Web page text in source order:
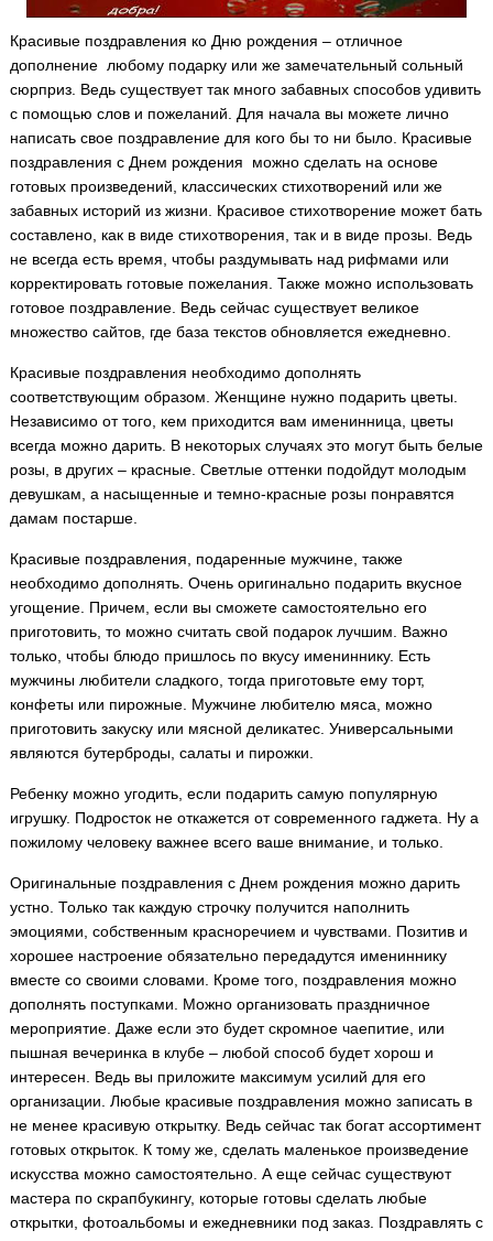
Красивые поздравления ко Дню рождения – отличное
дополнение любому подарку или же замечательный сольный
сюрприз. Ведь существует так много забавных способов удивить
с помощью слов и пожеланий. Для начала вы можете лично
написать свое поздравление для кого бы то ни было. Красивые
поздравления с Днем рождения можно сделать на основе
готовых произведений, классических стихотворений или же
забавных историй из жизни. Красивое стихотворение может бать
составлено, как в виде стихотворения, так и в виде прозы. Ведь
не всегда есть время, чтобы раздумывать над рифмами или
корректировать готовые пожелания. Также можно использовать
готовое поздравление. Ведь сейчас существует великое
множество сайтов, где база текстов обновляется ежедневно.
Красивые поздравления необходимо дополнять
соответствующим образом. Женщине нужно подарить цветы.
Независимо от того, кем приходится вам именинница, цветы
всегда можно дарить. В некоторых случаях это могут быть белые
розы, в других – красные. Светлые оттенки подойдут молодым
девушкам, а насыщенные и темно-красные розы понравятся
дамам постарше.
Красивые поздравления, подаренные мужчине, также
необходимо дополнять. Очень оригинально подарить вкусное
угощение. Причем, если вы сможете самостоятельно его
приготовить, то можно считать свой подарок лучшим. Важно
только, чтобы блюдо пришлось по вкусу имениннику. Есть
мужчины любители сладкого, тогда приготовьте ему торт,
конфеты или пирожные. Мужчине любителю мяса, можно
приготовить закуску или мясной деликатес. Универсальными
являются бутерброды, салаты и пирожки.
Ребенку можно угодить, если подарить самую популярную
игрушку. Подросток не откажется от современного гаджета. Ну а
пожилому человеку важнее всего ваше внимание, и только.
Оригинальные поздравления с Днем рождения можно дарить
устно. Только так каждую строчку получится наполнить
эмоциями, собственным красноречием и чувствами. Позитив и
хорошее настроение обязательно передадутся имениннику
вместе со своими словами. Кроме того, поздравления можно
дополнять поступками. Можно организовать праздничное
мероприятие. Даже если это будет скромное чаепитие, или
пышная вечеринка в клубе – любой способ будет хорош и
интересен. Ведь вы приложите максимум усилий для его
организации. Любые красивые поздравления можно записать в
не менее красивую открытку. Ведь сейчас так богат ассортимент
готовых открыток. К тому же, сделать маленькое произведение
искусства можно самостоятельно. А еще сейчас существуют
мастера по скрапбукингу, которые готовы сделать любые
открытки, фотоальбомы и ежедневники под заказ. Поздравлять с